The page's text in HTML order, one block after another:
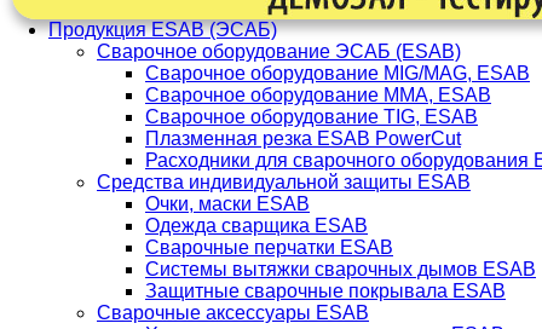
Продукция ESAB (ЭСАБ)
Сварочное оборудование ЭСАБ (ESAB)
Сварочное оборудование MIG/MAG, ESAB
Сварочное оборудование ММА, ESAB
Сварочное оборудование TIG, ESAB
Плазменная резка ESAB PowerCut
Расходники для сварочного оборудования
Средства индивидуальной защиты ESAB
Очки, маски ESAB
Одежда сварщика ESAB
Сварочные перчатки ESAB
Системы вытяжки сварочных дымов ESAB
Защитные сварочные покрывала ESAB
Сварочные аксессуары ESAB